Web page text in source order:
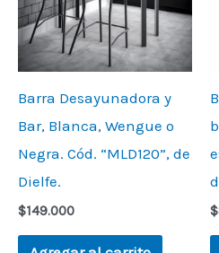
Barra Desayunadora y
Bar, Blanca, Wengue o
Negra. Cód. “MLD120”, de
Dielfe.
$149.000 $